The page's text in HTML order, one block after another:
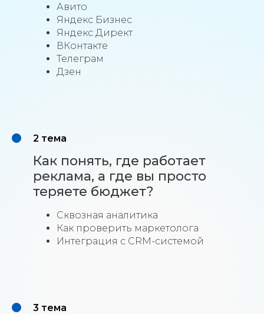
Авито
Яндекс Бизнес
Яндекс Директ
ВКонтакте
Телеграм
Дзен
2 тема
Как понять, где работает
реклама, а где вы просто
теряете бюджет?
Сквозная аналитика
Как проверить маркетолога
Интеграция с CRM-системой
3 тема